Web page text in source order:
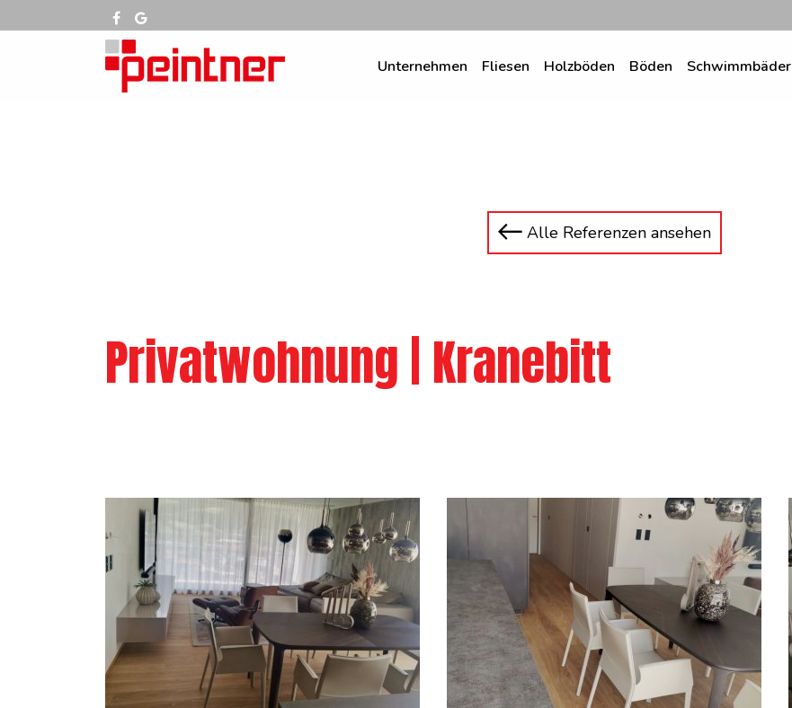
Unternehmen Fliesen Holzböden Böden Schwimmbäder
Alle Referenzen ansehen
Privatwohnung | Kranebitt